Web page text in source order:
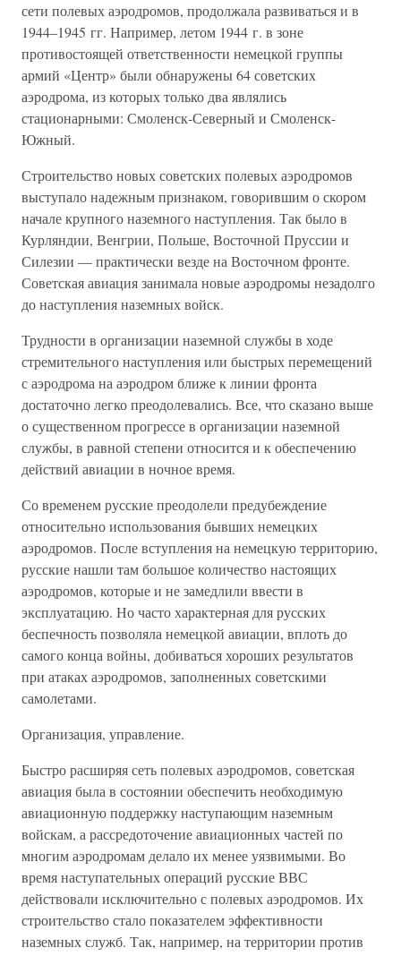
сети полевых аэродромов, продолжала развиваться и в
1944–1945 гг. Например, летом 1944 г. в зоне
противостоящей ответственности немецкой группы
армий «Центр» были обнаружены 64 советских
аэродрома, из которых только два являлись
стационарными: Смоленск-Северный и Смоленск-
Южный.
Строительство новых советских полевых аэродромов
выступало надежным признаком, говорившим о скором
начале крупного наземного наступления. Так было в
Курляндии, Венгрии, Польше, Восточной Пруссии и
Силезии — практически везде на Восточном фронте.
Советская авиация занимала новые аэродромы незадолго
до наступления наземных войск.
Трудности в организации наземной службы в ходе
стремительного наступления или быстрых перемещений
с аэродрома на аэродром ближе к линии фронта
достаточно легко преодолевались. Все, что сказано выше
о существенном прогрессе в организации наземной
службы, в равной степени относится и к обеспечению
действий авиации в ночное время.
Со временем русские преодолели предубеждение
относительно использования бывших немецких
аэродромов. После вступления на немецкую территорию,
русские нашли там большое количество настоящих
аэродромов, которые и не замедлили ввести в
эксплуатацию. Но часто характерная для русских
беспечность позволяла немецкой авиации, вплоть до
самого конца войны, добиваться хороших результатов
при атаках аэродромов, заполненных советскими
самолетами.
Организация, управление.
Быстро расширяя сеть полевых аэродромов, советская
авиация была в состоянии обеспечить необходимую
авиационную поддержку наступающим наземным
войскам, а рассредоточение авиационных частей по
многим аэродромам делало их менее уязвимыми. Во
время наступательных операций русские ВВС
действовали исключительно с полевых аэродромов. Их
строительство стало показателем эффективности
наземных служб. Так, например, на территории против